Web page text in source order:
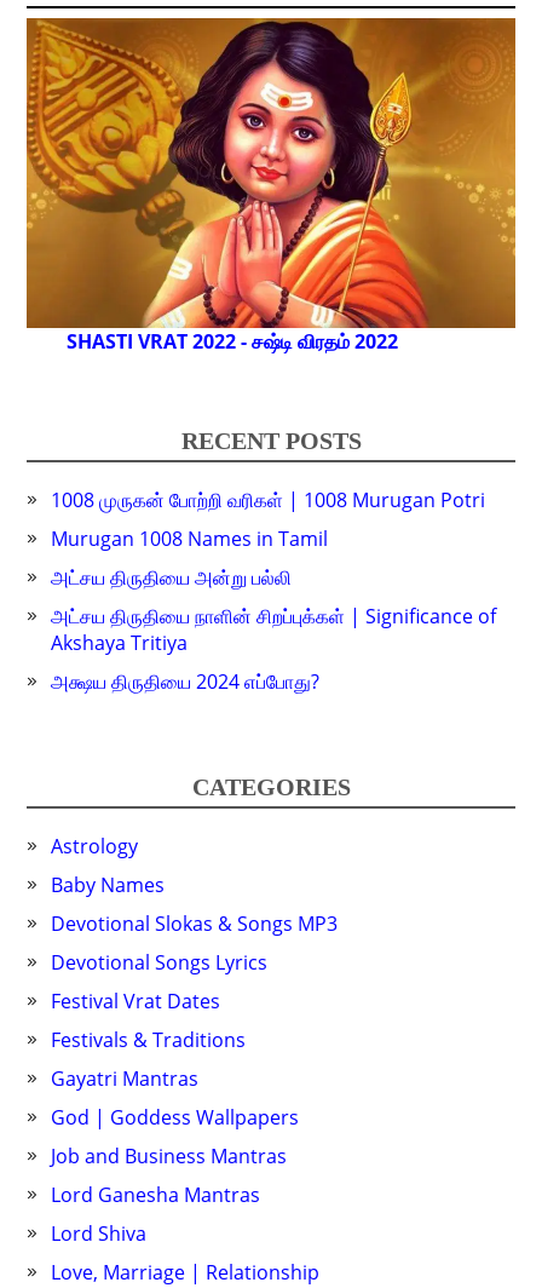
SHASTI VRAT 2022 - சஷ்டி விரதம் 2022
RECENT POSTS
1008 முருகன் போற்றி வரிகள் | 1008 Murugan Potri
Murugan 1008 Names in Tamil
அட்சய திருதியை அன்று பல்லி
அட்சய திருதியை நாளின் சிறப்புக்கள் | Significance of
Akshaya Tritiya
அக்ஷய திருதியை 2024 எப்போது?
CATEGORIES
Astrology
Baby Names
Devotional Slokas & Songs MP3
Devotional Songs Lyrics
Festival Vrat Dates
Festivals & Traditions
Gayatri Mantras
God | Goddess Wallpapers
Job and Business Mantras
Lord Ganesha Mantras
Lord Shiva
Love, Marriage | Relationship